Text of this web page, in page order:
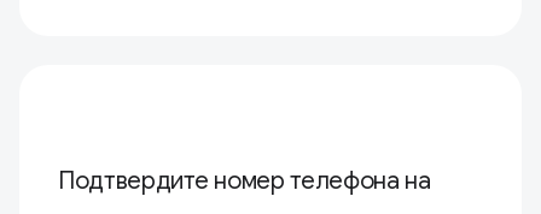
Подтвердите номер телефона на